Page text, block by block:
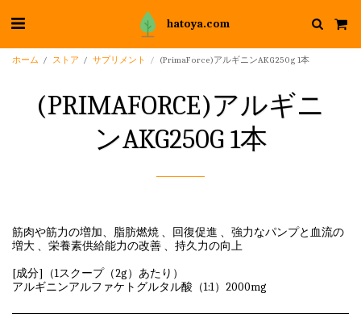
hatoya.com
ホーム ストア サプリメント (PrimaForce)アルギニンAKG250g 1本
(PRIMAFORCE)アルギニ
ンAKG250G 1本
筋肉や筋力の増加、脂肪燃焼 、回復促進 、強力なパンプと血流の
増大 、栄養素供給能力の改善 、持久力の向上
[成分]（1スクープ（2g）あたり）
アルギニンアルファケトグルタル酸（1:1）2000mg